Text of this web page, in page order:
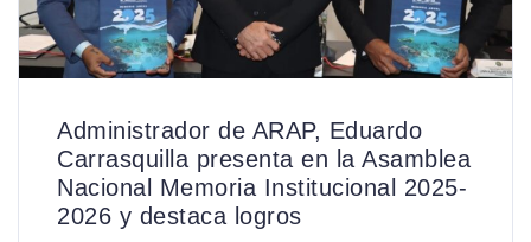
Administrador de ARAP, Eduardo
Carrasquilla presenta en la Asamblea
Nacional Memoria Institucional 2025-
2026 y destaca logros